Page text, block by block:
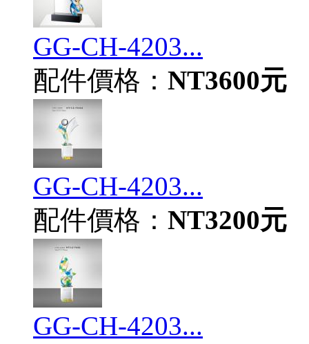
GG-CH-4203...
配件價格： NT3600元
GG-CH-4203...
配件價格： NT3200元
GG-CH-4203...